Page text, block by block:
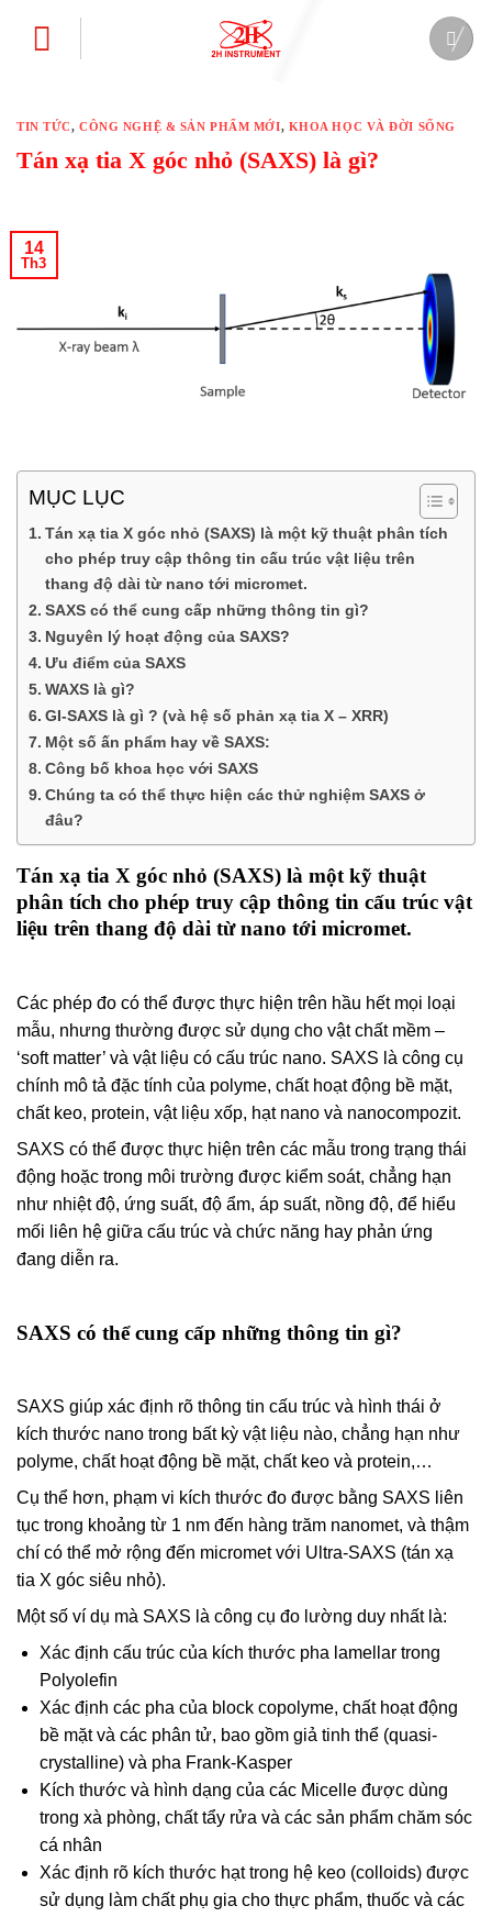
TIN TỨC,CÔNG NGHỆ & SẢN PHẨM MỚI, KHOA HỌC VÀ ĐỜI SỐNG
Tán xạ tia X góc nhỏ (SAXS) là gì?
14
Th3
MỤC LỤC
Tán xạ tia X góc nhỏ (SAXS) là một kỹ thuật phân tích
cho phép truy cập thông tin cấu trúc vật liệu trên
thang độ dài từ nano tới micromet.
SAXS có thể cung cấp những thông tin gì?
Nguyên lý hoạt động của SAXS?
Ưu điểm của SAXS
WAXS là gì?
GI-SAXS là gì ? (và hệ số phản xạ tia X – XRR)
Một số ấn phẩm hay về SAXS:
Công bố khoa học với SAXS
Chúng ta có thể thực hiện các thử nghiệm SAXS ở
đâu?
Tán xạ tia X góc nhỏ (SAXS) là một kỹ thuật
phân tích cho phép truy cập thông tin cấu trúc vật
liệu trên thang độ dài từ nano tới micromet.
Các phép đo có thể được thực hiện trên hầu hết mọi loại
mẫu, nhưng thường được sử dụng cho vật chất mềm –
‘soft matter’ và vật liệu có cấu trúc nano. SAXS là công cụ
chính mô tả đặc tính của polyme, chất hoạt động bề mặt,
chất keo, protein, vật liệu xốp, hạt nano và nanocompozit.
SAXS có thể được thực hiện trên các mẫu trong trạng thái
động hoặc trong môi trường được kiểm soát, chẳng hạn
như nhiệt độ, ứng suất, độ ẩm, áp suất, nồng độ, để hiểu
mối liên hệ giữa cấu trúc và chức năng hay phản ứng
đang diễn ra.
SAXS có thể cung cấp những thông tin gì?
SAXS giúp xác định rõ thông tin cấu trúc và hình thái ở
kích thước nano trong bất kỳ vật liệu nào, chẳng hạn như
polyme, chất hoạt động bề mặt, chất keo và protein,…
Cụ thể hơn, phạm vi kích thước đo được bằng SAXS liên
tục trong khoảng từ 1 nm đến hàng trăm nanomet, và thậm
chí có thể mở rộng đến micromet với Ultra-SAXS (tán xạ
tia X góc siêu nhỏ).
Một số ví dụ mà SAXS là công cụ đo lường duy nhất là:
Xác định cấu trúc của kích thước pha lamellar trong
Polyolefin
Xác định các pha của block copolyme, chất hoạt động
bề mặt và các phân tử, bao gồm giả tinh thể (quasi-
crystalline) và pha Frank-Kasper
Kích thước và hình dạng của các Micelle được dùng
trong xà phòng, chất tẩy rửa và các sản phẩm chăm sóc
cá nhân
Xác định rõ kích thước hạt trong hệ keo (colloids) được
sử dụng làm chất phụ gia cho thực phẩm, thuốc và các